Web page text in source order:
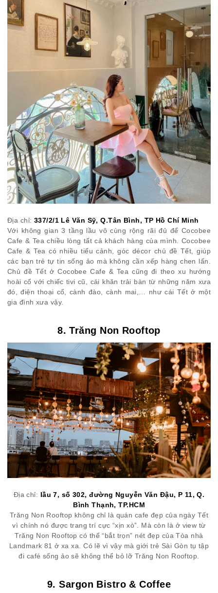
Địa chỉ: 337/2/1 Lê Văn Sỹ, Q.Tân Bình, TP Hồ Chí Minh
Với không gian 3 tầng lầu vô cùng rộng rãi đủ để Cocobee
Cafe & Tea chiều lòng tất cả khách hàng của mình. Cocobee
Cafe & Tea có nhiều tiểu cảnh, góc décor chủ đề Tết, giúp
các bạn trẻ tự tin sống ảo mà không cần xếp hàng chen lấn.
Chủ đề Tết ở Cocobee Cafe & Tea cũng đi theo xu hướng
hoài cổ với chiếc tivi cũ, cái khăn trải bàn từ những năm xưa
đó, điện thoại cổ, cành đào, cành mai,… như cái Tết ở một
gia đình xưa vậy.
8. Trăng Non Rooftop
Địa chỉ: lầu 7, số 302, đường Nguyễn Văn Đậu, P 11, Q.
Bình Thạnh, TP.HCM
Trăng Non Rooftop không chỉ là quán cafe đẹp của ngày Tết
vì chính nó được trang trí cực “xịn xò”. Mà còn là ở view từ
Trăng Non Rooftop có thể “bắt trọn” nét đẹp của Tòa nhà
Landmark 81 ở xa xa. Có lẽ vì vậy mà giới trẻ Sài Gòn tụ tập
đi café sống ảo sẽ không thể bỏ lỡ Trăng Non Rooftop.
9. Sargon Bistro & Coffee